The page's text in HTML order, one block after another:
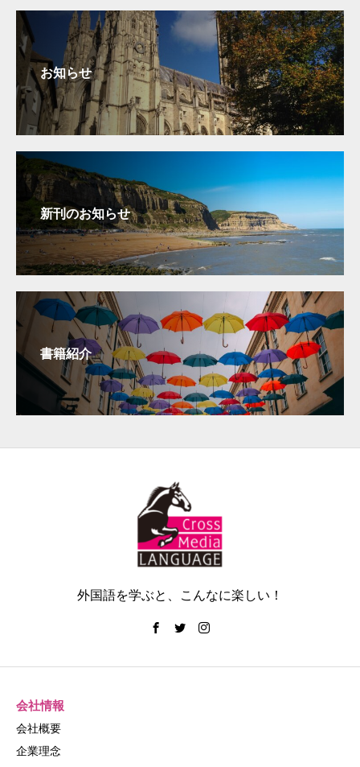
お知らせ
新刊のお知らせ
書籍紹介
外国語を学ぶと、こんなに楽しい！
会社情報
会社概要
企業理念